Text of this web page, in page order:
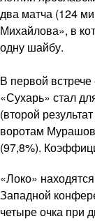
два матча (124
Михайлова», в
одну шайбу.
В первой
«Сухарь» стал
(второй
воротам
(97,8%).
«Локо»
Западной
четыре очка при